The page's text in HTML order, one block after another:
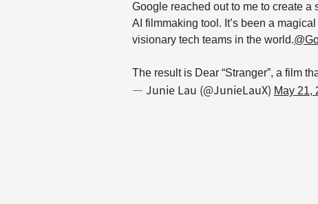
Google reached out to me to create
AI filmmaking tool. It’s been a
visionary tech teams in the world.
The result is Dear “Stranger”, a film
— Junie Lau (@JunieLauX) May 21,